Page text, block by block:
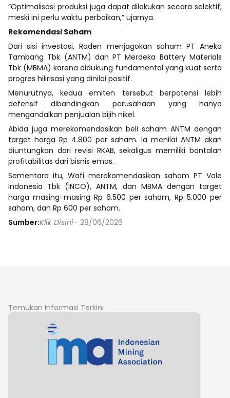
“Optimalisasi produksi juga dapat dilakukan secara selektif,
meski ini perlu waktu perbaikan,” ujarnya.
Rekomendasi Saham
Dari sisi investasi, Raden menjagokan saham PT Aneka
Tambang Tbk (ANTM) dan PT Merdeka Battery Materials
Tbk (MBMA) karena didukung fundamental yang kuat serta
progres hilirisasi yang dinilai positif.
Menurutnya, kedua emiten tersebut berpotensi lebih
defensif dibandingkan perusahaan yang hanya
mengandalkan penjualan bijih nikel.
Abida juga merekomendasikan beli saham ANTM dengan
target harga Rp 4.800 per saham. Ia menilai ANTM akan
diuntungkan dari revisi RKAB, sekaligus memiliki bantalan
profitabilitas dari bisnis emas.
Sementara itu, Wafi merekomendasikan saham PT Vale
Indonesia Tbk (INCO), ANTM, dan MBMA dengan target
harga masing-masing Rp 6.500 per saham, Rp 5.000 per
saham, dan Rp 600 per saham.
Sumber:Klik Disini– 28/06/2026
Temukan Informasi Terkini